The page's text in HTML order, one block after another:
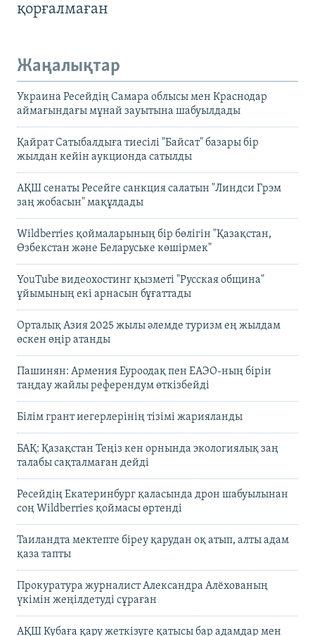
қорғалмаған
Жаңалықтар
Украина Ресейдің Самара облысы мен Краснодар
аймағындағы мұнай зауытына шабуылдады
Қайрат Сатыбалдыға тиесілі "Байсат" базары бір
жылдан кейін аукционда сатылды
АҚШ сенаты Ресейге санкция салатын "Линдси Грэм
заң жобасын" мақұлдады
Wildberries қоймаларының бір бөлігін "Қазақстан,
Өзбекстан және Беларуське көшірмек"
YouTube видеохостинг қызметі "Русская община"
ұйымының екі арнасын бұғаттады
Орталық Азия 2025 жылы әлемде туризм ең жылдам
өскен өңір атанды
Пашинян: Армения Еуроодақ пен ЕАЭО-ның бірін
таңдау жайлы референдум өткізбейді
Білім грант иегерлерінің тізімі жарияланды
БАҚ: Қазақстан Теңіз кен орнында экологиялық заң
талабы сақталмаған дейді
Ресейдің Екатеринбург қаласында дрон шабуылынан
соң Wildberries қоймасы өртенді
Таиландта мектепте біреу қарудан оқ атып, алты адам
қаза тапты
Прокуратура журналист Александра Алёхованың
үкімін жеңілдетуді сұраған
АҚШ Кубаға қару жеткізуге қатысы бар адамдар мен